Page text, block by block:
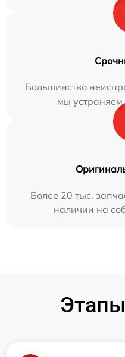
Большинство
мы устраняем
Более 20 тыс.
наличии на